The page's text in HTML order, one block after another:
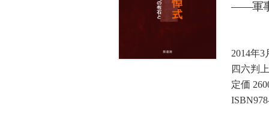
――軍事
2014年3
四六判
定価